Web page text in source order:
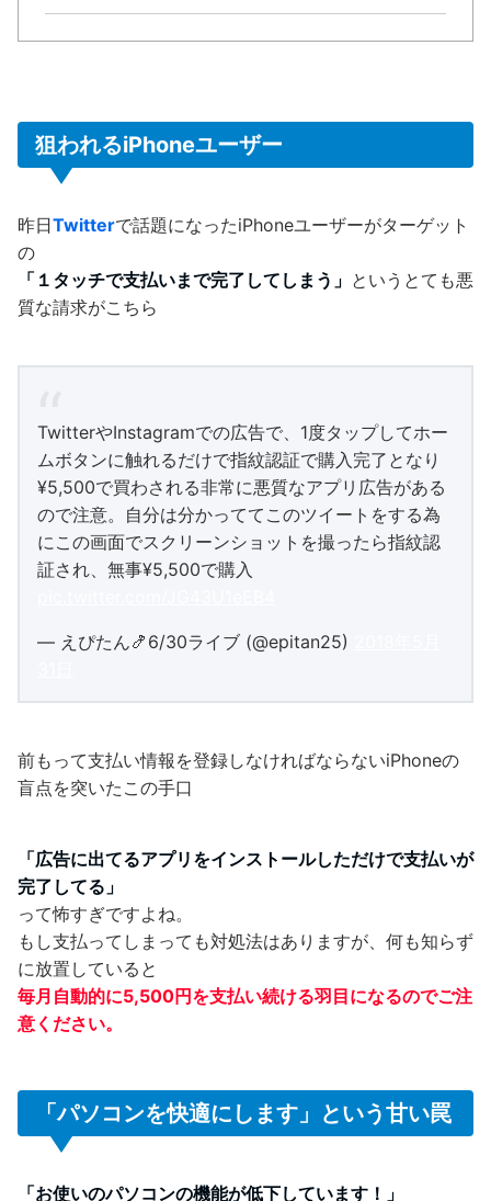
狙われるiPhoneユーザー
昨日Twitterで話題になったiPhoneユーザーがターゲット
の
「１タッチで支払いまで完了してしまう」 というとても悪
質な請求がこちら
TwitterやInstagramでの広告で、1度タップしてホー
ムボタンに触れるだけで指紋認証で購入完了となり
¥5,500で買わされる非常に悪質なアプリ広告がある
ので注意。自分は分かっててこのツイートをする為
にこの画面でスクリーンショットを撮ったら指紋認
証され、無事¥5,500で購入
— えぴたん🍤6/30ライブ (@epitan25)
前もって支払い情報を登録しなければならないiPhoneの
盲点を突いたこの手口
「広告に出てるアプリをインストールしただけで支払いが
完了してる」
って怖すぎですよね。
もし支払ってしまっても対処法はありますが、何も知らず
に放置していると
毎月自動的に5,500円を支払い続ける羽目になるのでご注
意ください。
「パソコンを快適にします」という甘い罠
「お使いのパソコンの機能が低下しています！」